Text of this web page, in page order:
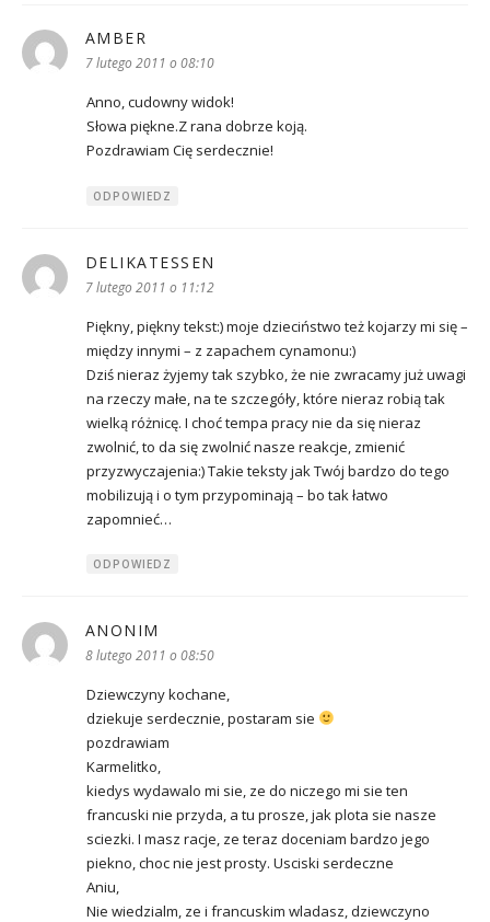
AMBER
7 lutego 2011 o 08:10
Anno, cudowny widok!
Słowa piękne.Z rana dobrze koją.
Pozdrawiam Cię serdecznie!
ODPOWIEDZ
DELIKATESSEN
7 lutego 2011 o 11:12
Piękny, piękny tekst:) moje dzieciństwo też kojarzy mi się –
między innymi – z zapachem cynamonu:)
Dziś nieraz żyjemy tak szybko, że nie zwracamy już uwagi
na rzeczy małe, na te szczegóły, które nieraz robią tak
wielką różnicę. I choć tempa pracy nie da się nieraz
zwolnić, to da się zwolnić nasze reakcje, zmienić
przyzwyczajenia:) Takie teksty jak Twój bardzo do tego
mobilizują i o tym przypominają – bo tak łatwo
zapomnieć…
ODPOWIEDZ
ANONIM
8 lutego 2011 o 08:50
Dziewczyny kochane,
dziekuje serdecznie, postaram sie
pozdrawiam
Karmelitko,
kiedys wydawalo mi sie, ze do niczego mi sie ten
francuski nie przyda, a tu prosze, jak plota sie nasze
sciezki. I masz racje, ze teraz doceniam bardzo jego
piekno, choc nie jest prosty. Usciski serdeczne
Aniu,
Nie wiedzialm, ze i francuskim wladasz, dziewczyno